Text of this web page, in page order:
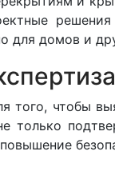
для домов и
того, чтобы
только